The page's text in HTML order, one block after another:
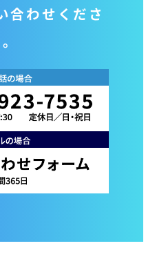
合わせくださ